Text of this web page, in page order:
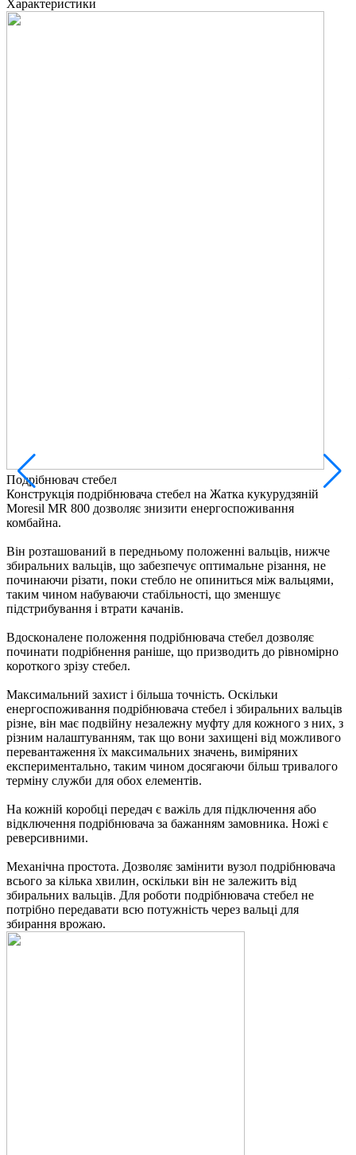
Характеристики
Подрібнювач стебел
Конструкція подрібнювача стебел на Жатка кукурудзяній
Moresil MR 800 дозволяє знизити енергоспоживання
комбайна.
Він розташований в передньому положенні вальців, нижче
збиральних вальців, що забезпечує оптимальне різання, не
починаючи різати, поки стебло не опиниться між вальцями,
таким чином набуваючи стабільності, що зменшує
підстрибування і втрати качанів.
Вдосконалене положення подрібнювача стебел дозволяє
починати подрібнення раніше, що призводить до рівномірно
короткого зрізу стебел.
Максимальний захист і більша точність. Оскільки
енергоспоживання подрібнювача стебел і збиральних вальців
різне, він має подвійну незалежну муфту для кожного з них, з
різним налаштуванням, так що вони захищені від можливого
перевантаження їх максимальних значень, виміряних
експериментально, таким чином досягаючи більш тривалого
терміну служби для обох елементів.
На кожній коробці передач є важіль для підключення або
відключення подрібнювача за бажанням замовника. Ножі є
реверсивними.
Механічна простота. Дозволяє замінити вузол подрібнювача
всього за кілька хвилин, оскільки він не залежить від
збиральних вальців. Для роботи подрібнювача стебел не
потрібно передавати всю потужність через вальці для
збирання врожаю.